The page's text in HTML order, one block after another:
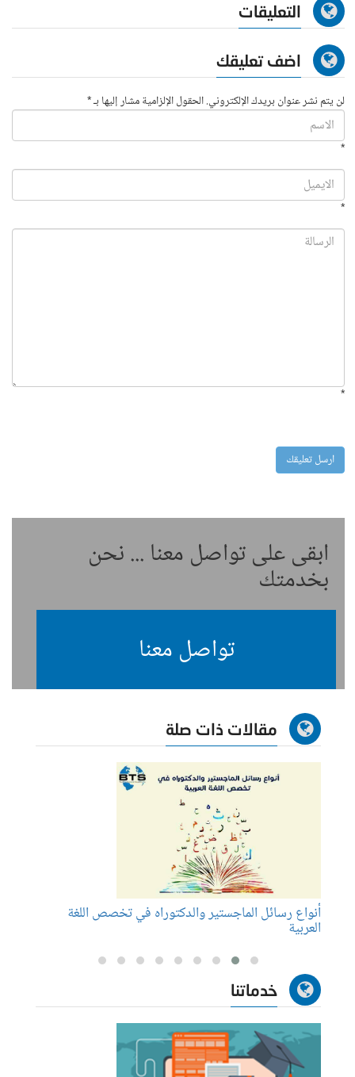
التعليقات
اضف تعليقك
لن يتم نشر عنوان بريدك الإلكتروني. الحقول الإلزامية مشار إليها بـ *
*
*
*
ابقى على تواصل معنا ... نحن
بخدمتك
تواصل معنا
مقالات ذات صلة
أنواع رسائل الماجستير والدكتوراه في تخصص اللغة
العربية
خدماتنا